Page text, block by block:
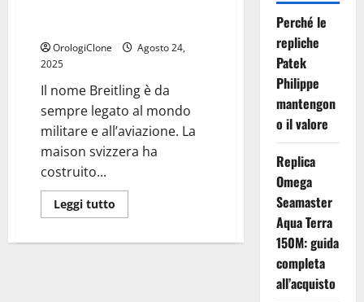
OrologiClone
Agosto 24,
2025
Il nome Breitling è da
sempre legato al mondo
militare e all’aviazione. La
maison svizzera ha
costruito...
Leggi tutto
di
Principe
Perché le
repliche
Patek
Philippe
mantengon
o il valore
Replica
Omega
Seamaster
Aqua Terra
150M: guida
completa
all’acquisto